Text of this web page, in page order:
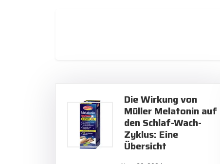
Die Wirkung von
Müller Melatonin auf
den Schlaf-Wach-
Zyklus: Eine
Übersicht